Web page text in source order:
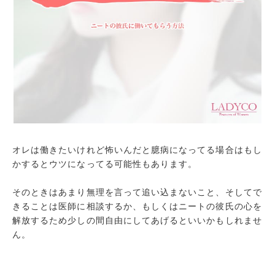
オレは働きたいけれど怖いんだと臆病になってる場合はもし
かするとウツになってる可能性もあります。
そのときはあまり無理を言って追い込まないこと、そしてで
きることは医師に相談するか、もしくはニートの彼氏の心を
解放するため少しの間自由にしてあげるといいかもしれませ
ん。